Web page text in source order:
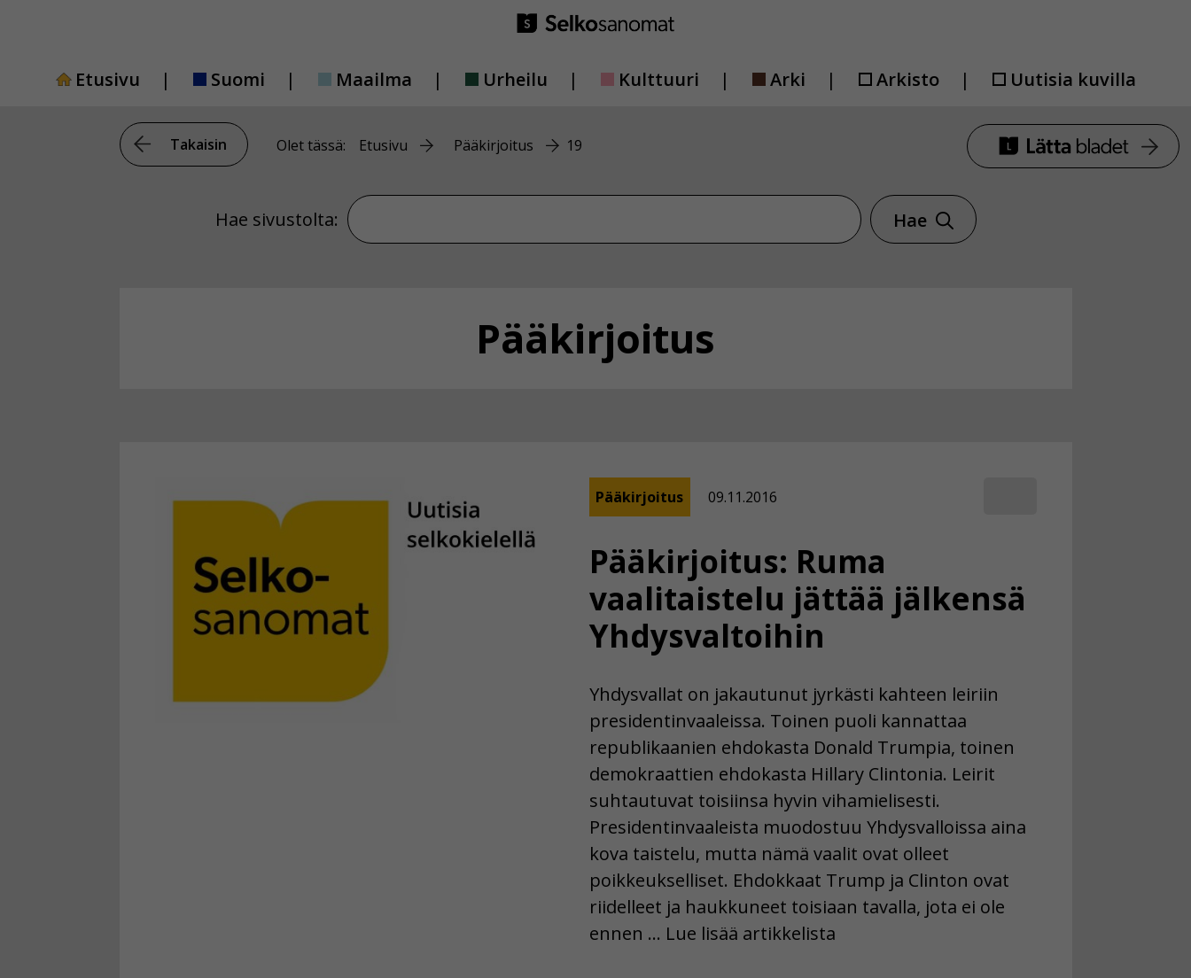
Etusivu
Suomi Maailma Urheilu Kulttuuri Arki Arkisto Uutisia kuvilla
Takaisin Olet tässä: Etusivu Pääkirjoitus 19
Hae sivustolta: Hae sivustolta
Hae
Pääkirjoitus
Pääkirjoitus: Ruma
vaalitaistelu jättää jälkensä
Yhdysvaltoihin
Pääkirjoitus 09.11.2016
Yhdysvallat on jakautunut jyrkästi kahteen leiriin
presidentinvaaleissa. Toinen puoli kannattaa
republikaanien ehdokasta Donald Trumpia, toinen
demokraattien ehdokasta Hillary Clintonia. Leirit
suhtautuvat toisiinsa hyvin vihamielisesti.
Presidentinvaaleista muodostuu Yhdysvalloissa aina
kova taistelu, mutta nämä vaalit ovat olleet
poikkeukselliset. Ehdokkaat Trump ja Clinton ovat
riidelleet ja haukkuneet toisiaan tavalla, jota ei ole
ennen … Lue lisää artikkelista